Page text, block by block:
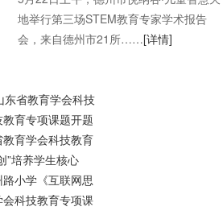
地举行第三场STEM教育专家学术报告
会，来自德州市21所……[详情]
东省教育学会科技
育专项课题开题
育学会科技教育
”培养学生核心
小学《互联网思
科技教育专项课